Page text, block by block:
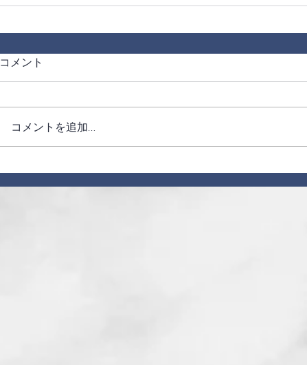
コメント
コメントを追加…